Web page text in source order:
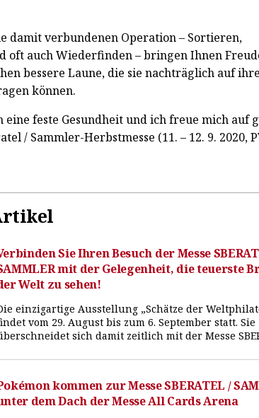
damit verbundenen Operation – Sortieren,
oft auch Wiederfinden – bringen Ihnen
bessere Laune, die sie nachträglich auf ihre
können.
feste Gesundheit und ich freue mich auf
/ Sammler-Herbstmesse (11. – 12. 9. 2020,
Sie Ihren Besuch der Messe
mit der Gelegenheit, die teuerste
Welt zu sehen!
einzigartige Ausstellung „Schätze der
vom 29. August bis zum 6. September statt. Sie
sich damit zeitlich mit der Messe
kommen zur Messe SBERATEL /
dem Dach der Messe All Cards Arena